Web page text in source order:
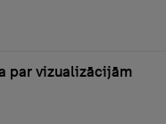
par vizualizācijām